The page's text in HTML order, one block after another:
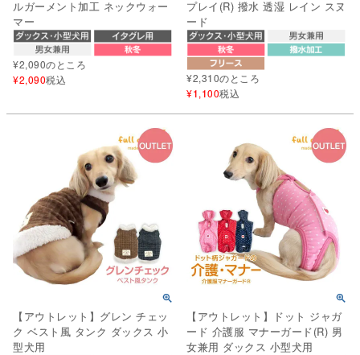
ルガーメント加工 ネックウォー
マー
¥2,090のところ
¥2,090税込
プレイ(R) 撥水 透湿 レイン スヌ
ード
¥2,310のところ
¥1,100税込
【アウトレット】グレン チェッ
ク ベスト風 タンク ダックス 小
型犬用
【アウトレット】ドット ジャガ
ード 介護服 マナーガード(R) 男
女兼用 ダックス 小型犬用